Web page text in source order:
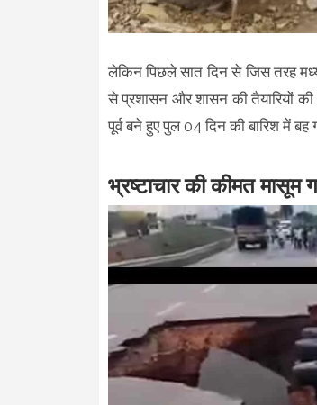
लेकिन पिछले सात दिन से जिस तरह
से प्रशासन और शासन की तैयारियों
पूर्व बने हुए पुल 04 दिन की बारिश में
भ्रष्टाचार की कीमत मासूम